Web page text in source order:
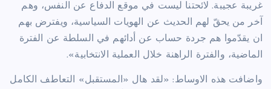
غريبة عجيبة. لائحتنا ليست في موقع الدفاع عن النفس، وهم
آخر من يحقّ لهم الحديث عن الهويات السياسية، ويفترض بهم
ان يقدّموا هم جردة حساب عن أدائهم في السلطة عن الفترة
الماضية، والفترة الراهنة خلال العملية الانتخابية».
واضافت هذه الاوساط: «لقد هال «المستقبل» التعاطف الكامل